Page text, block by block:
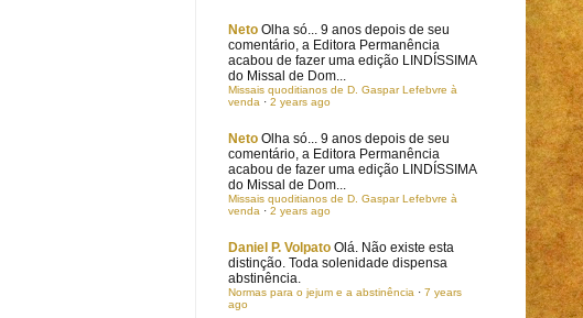
Neto Olha só... 9 anos depois de seu
comentário, a Editora Permanência
acabou de fazer uma edição LINDÍSSIMA
do Missal de Dom...
Missais quoditianos de D. Gaspar Lefebvre à
venda · 2 years ago
Neto Olha só... 9 anos depois de seu
comentário, a Editora Permanência
acabou de fazer uma edição LINDÍSSIMA
do Missal de Dom...
Missais quoditianos de D. Gaspar Lefebvre à
venda · 2 years ago
Daniel P. Volpato Olá. Não existe esta
distinção. Toda solenidade dispensa
abstinência.
Normas para o jejum e a abstinência · 7 years
ago